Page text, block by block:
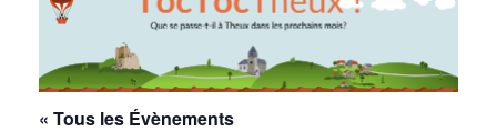
« Tous les Évènements